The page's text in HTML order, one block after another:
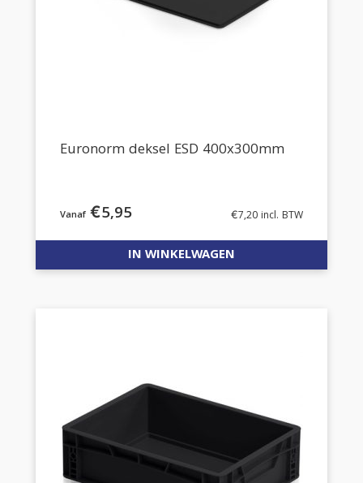
Euronorm deksel ESD 400x300mm
€5,95 €7,20 incl. BTW
IN WINKELWAGEN